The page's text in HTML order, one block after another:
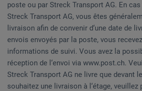
poste ou par Streck Transport AG. En
Streck Transport AG, vous êtes
livraison afin de convenir d‘une date de
envois envoyés par la poste, vous
informations de suivi. Vous avez la
réception de l‘envoi via www.post.ch.
Streck Transport AG ne livre que devant
souhaitez une livraison à l‘étage, veuillez